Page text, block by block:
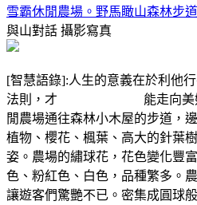
雪霸休閒農場。野馬瞰山森林步道
與山對話 攝影寫真
[智慧語錄]:人生的意義在於利他
法則，才 能走向美好未
閒農場通往森林小木屋的步道，
植物、櫻花、楓葉、高大的針葉
姿。農場的繡球花，花色變化豐
色、粉紅色、白色，品種繁多。
讓遊客們驚艷不已。密集成圓球